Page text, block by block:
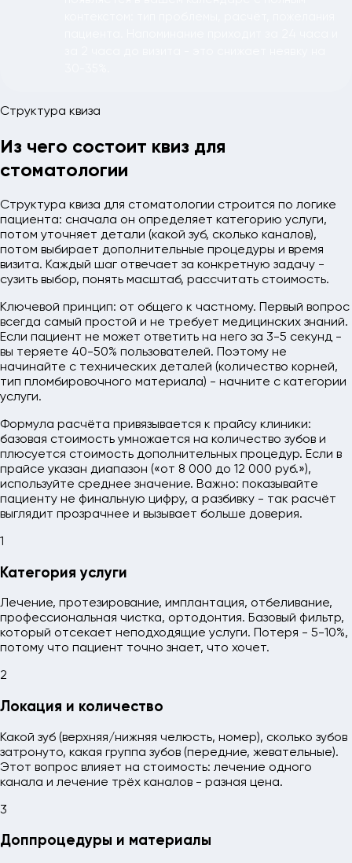
Структура квиза
Из чего состоит квиз для
стоматологии
Структура квиза для стоматологии строится по логике
пациента: сначала он определяет категорию услуги,
потом уточняет детали (какой зуб, сколько каналов),
потом выбирает дополнительные процедуры и время
визита. Каждый шаг отвечает за конкретную задачу -
сузить выбор, понять масштаб, рассчитать стоимость.
Ключевой принцип: от общего к частному. Первый вопрос
всегда самый простой и не требует медицинских знаний.
Если пациент не может ответить на него за 3-5 секунд -
вы теряете 40-50% пользователей. Поэтому не
начинайте с технических деталей (количество корней,
тип пломбировочного материала) - начните с категории
услуги.
Формула расчёта привязывается к прайсу клиники:
базовая стоимость умножается на количество зубов и
плюсуется стоимость дополнительных процедур. Если в
прайсе указан диапазон («от 8 000 до 12 000 руб.»),
используйте среднее значение. Важно: показывайте
пациенту не финальную цифру, а разбивку - так расчёт
выглядит прозрачнее и вызывает больше доверия.
1
Категория услуги
Лечение, протезирование, имплантация, отбеливание,
профессиональная чистка, ортодонтия. Базовый фильтр,
который отсекает неподходящие услуги. Потеря - 5-10%,
потому что пациент точно знает, что хочет.
2
Локация и количество
Какой зуб (верхняя/нижняя челюсть, номер), сколько зубов
затронуто, какая группа зубов (передние, жевательные).
Этот вопрос влияет на стоимость: лечение одного
канала и лечение трёх каналов - разная цена.
3
Доппроцедуры и материалы